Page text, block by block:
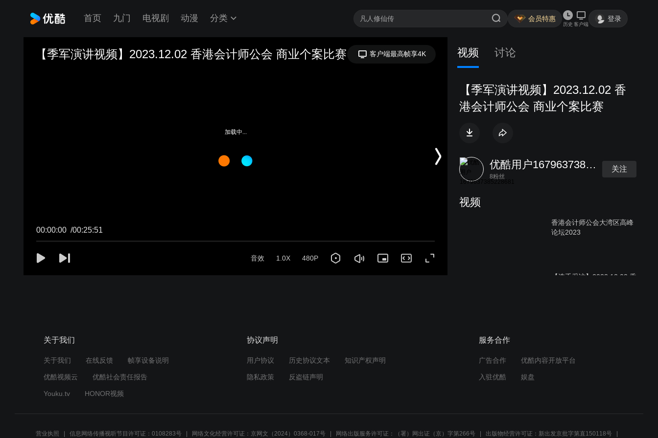
首页 九门 电视剧 动漫 分类 会员特惠
历史 客户端
登录
【季军演讲视频】2023.12.02 香港会计师公会 商业个案比赛 客户端最高帧享4K
00:00:00 /00:25:51
音效 1.0X 480P
加载中...
视频 讨论
【季军演讲视频】2023.12.02 香
港会计师公会 商业个案比赛
优酷用户1679637385228681
8粉丝
关注
视频
香港会计师公会大湾区高峰
论坛2023
【选手采访】2023.12.02 香
关于我们
关于我们 在线反馈 帧享设备说明
优酷视频云 优酷社会责任报告
Youku.tv HONOR视频
协议声明
用户协议 历史协议文本 知识产权声明
隐私政策 反盗链声明
服务合作
广告合作 优酷内容开放平台
入驻优酷 娱盘
营业执照 信息网络传播视听节目许可证：0108283号 网络文化经营许可证：京网文（2024）0368-017号 网络出版服务许可证：（署）网出证（京）字第266号 出版物经营许可证：新出发京批字第直150118号